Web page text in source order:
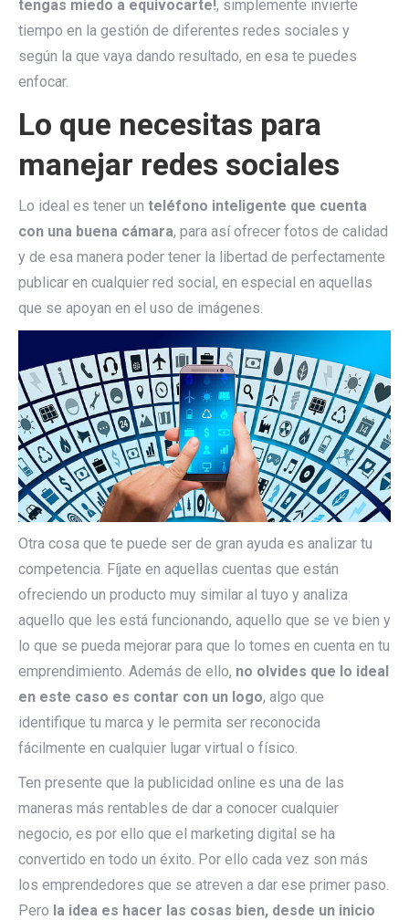
tengas miedo a equivocarte!, simplemente invierte
tiempo en la gestión de diferentes redes sociales y
según la que vaya dando resultado, en esa te puedes
enfocar.
Lo que necesitas para
manejar redes sociales
Lo ideal es tener un teléfono inteligente que cuenta
con una buena cámara, para así ofrecer fotos de calidad
y de esa manera poder tener la libertad de perfectamente
publicar en cualquier red social, en especial en aquellas
que se apoyan en el uso de imágenes.
Otra cosa que te puede ser de gran ayuda es analizar tu
competencia. Fíjate en aquellas cuentas que están
ofreciendo un producto muy similar al tuyo y analiza
aquello que les está funcionando, aquello que se ve bien y
lo que se pueda mejorar para que lo tomes en cuenta en tu
emprendimiento. Además de ello, no olvides que lo ideal
en este caso es contar con un logo, algo que
identifique tu marca y le permita ser reconocida
fácilmente en cualquier lugar virtual o físico.
Ten presente que la publicidad online es una de las
maneras más rentables de dar a conocer cualquier
negocio, es por ello que el marketing digital se ha
convertido en todo un éxito. Por ello cada vez son más
los emprendedores que se atreven a dar ese primer paso.
Pero la idea es hacer las cosas bien, desde un inicio